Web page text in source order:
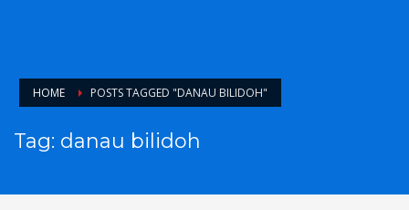
HOME POSTS TAGGED "DANAU BILIDOH"
Tag: danau bilidoh